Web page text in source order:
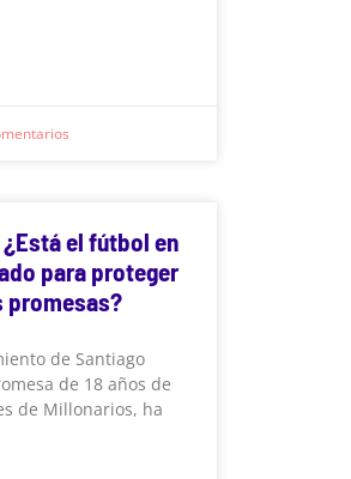
el fútbol en
para proteger
promesas?
de Santiago
de 18 años de
de Millonarios, ha